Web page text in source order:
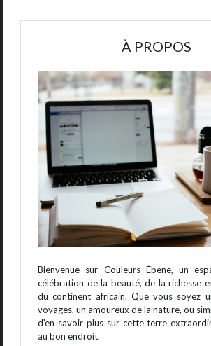
À PROPOS
Bienvenue sur Couleurs Ébene, un
célébration de la beauté, de la richesse
du continent africain. Que vous soyez
voyages, un amoureux de la nature, ou
d'en savoir plus sur cette terre
au bon endroit.